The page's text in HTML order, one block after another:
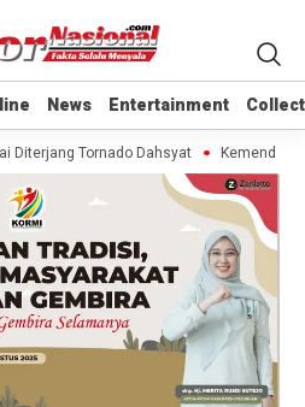
News Entertainment
News Entertainment
Tornado Dahsyat Kemendag